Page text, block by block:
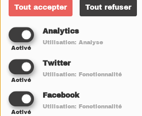
Tout accepter Tout refuser
Analytics
Activé
Utilisation: Analyse
Twitter
Activé
Utilisation: Fonctionnalité
Facebook
Activé
Utilisation: Fonctionnalité